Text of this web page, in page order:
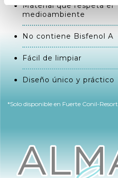
Material que respeta el
medioambiente
No contiene Bisfenol A
Fácil de limpiar
Diseño único y práctico
*Solo disponible en Fuerte Conil-Resort.